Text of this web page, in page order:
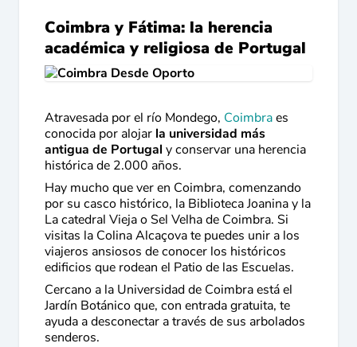
Coimbra y Fátima: la herencia
académica y religiosa de Portugal
Atravesada por el río Mondego, Coimbraes
conocida por alojar la universidad más
antigua de Portugal y conservar una herencia
histórica de 2.000 años.
Hay mucho que ver en Coimbra, comenzando
por su casco histórico, la Biblioteca Joanina y la
La catedral Vieja o Sel Velha de Coimbra. Si
visitas la Colina Alcaçova te puedes unir a los
viajeros ansiosos de conocer los históricos
edificios que rodean el Patio de las Escuelas.
Cercano a la Universidad de Coimbra está el
Jardín Botánico que, con entrada gratuita, te
ayuda a desconectar a través de sus arbolados
senderos.